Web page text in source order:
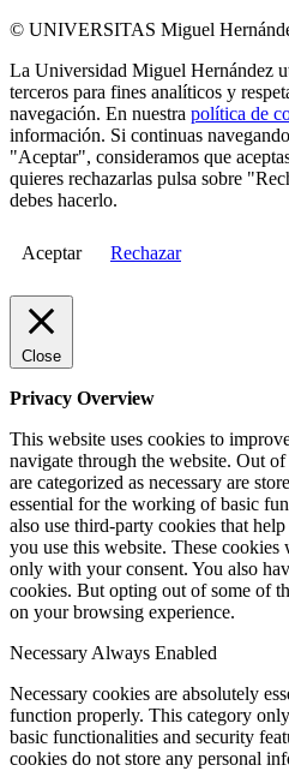
© UNIVERSITAS Miguel
La Universidad Miguel Hernández
terceros para fines analíticos y
navegación. En nuestra política de
información. Si continuas
"Aceptar", consideramos que
quieres rechazarlas pulsa sobre
debes hacerlo.
Aceptar Rechazar
Close
Privacy Overview
This website uses cookies to
navigate through the website. Out
are categorized as necessary are
essential for the working of basic
also use third-party cookies that
you use this website. These
only with your consent. You also
cookies. But opting out of some of
on your browsing experience.
Necessary Always Enabled
Necessary cookies are absolutely
function properly. This category
basic functionalities and security
cookies do not store any personal